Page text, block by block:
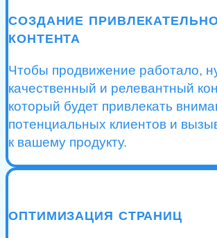
СОЗДАНИЕ
КОНТЕНТА
Чтобы продвижение работало,
качественный и релевантный
который будет привлекать
потенциальных клиентов и
к вашему продукту.
ОПТИМИЗАЦИЯ СТРАНИЦ